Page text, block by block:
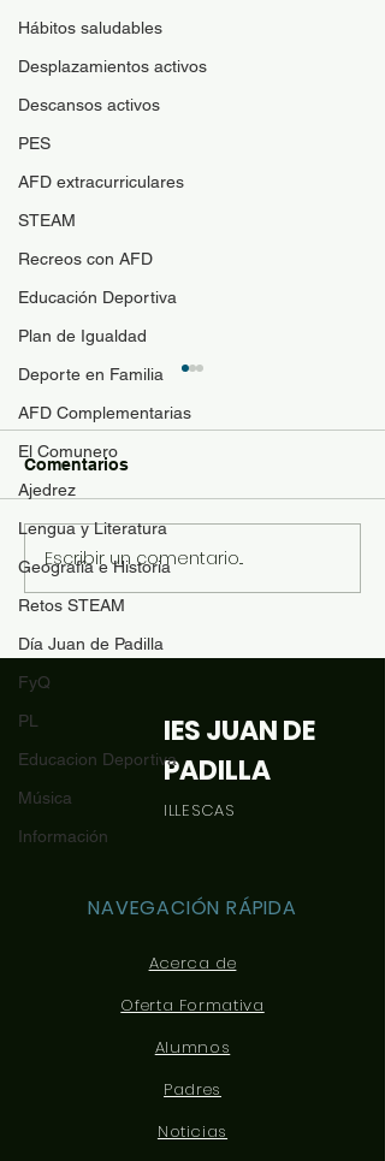
Hábitos saludables
Desplazamientos activos
Descansos activos
PES
AFD extracurriculares
STEAM
Recreos con AFD
Educación Deportiva
Plan de Igualdad
Deporte en Familia
AFD Complementarias
El Comunero
Ajedrez
Lengua y Literatura
Geografía e Historia
Retos STEAM
Día Juan de Padilla
FyQ
PL
Educacion Deportiva
Música
Información
Revista "El Comunero"
nº31-2026
Comentarios
Escribir un comentario...
IES JUAN DE
PADILLA
ILLESCAS
NAVEGACIÓN RÁPIDA
Acerca de
Oferta Formativa
Alumnos
Padres
Noticias